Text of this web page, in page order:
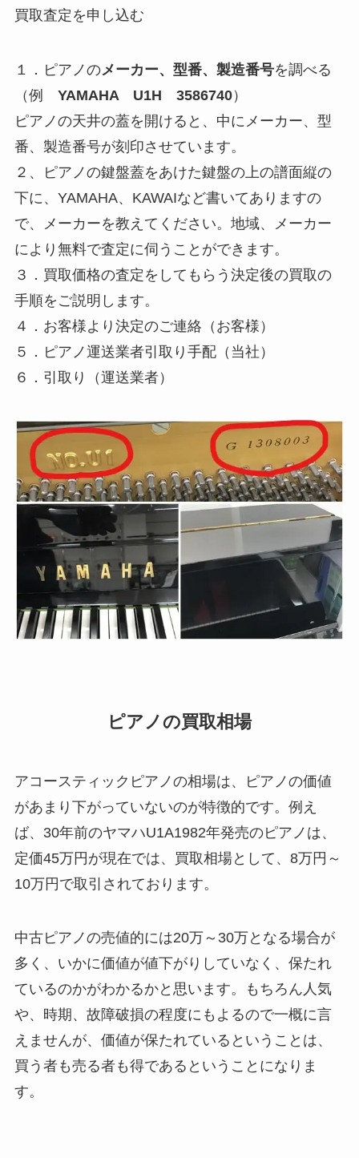
買取査定を申し込む
１．ピアノのメーカー、型番、製造番号を調べる
（例 YAMAHA U1H 3586740）
ピアノの天井の蓋を開けると、中にメーカー、型
番、製造番号が刻印させています。
２、ピアノの鍵盤蓋をあけた鍵盤の上の譜面縦の
下に、YAMAHA、KAWAIなど書いてありますの
で、メーカーを教えてください。地域、メーカー
により無料で査定に伺うことができます。
３．買取価格の査定をしてもらう決定後の買取の
手順をご説明します。
４．お客様より決定のご連絡（お客様）
５．ピアノ運送業者引取り手配（当社）
６．引取り（運送業者）
ピアノの買取相場
アコースティックピアノの相場は、ピアノの価値
があまり下がっていないのが特徴的です。例え
ば、30年前のヤマハU1A1982年発売のピアノは、
定価45万円が現在では、買取相場として、8万円～
10万円で取引されております。
中古ピアノの売値的には20万～30万となる場合が
多く、いかに価値が値下がりしていなく、保たれ
ているのかがわかるかと思います。もちろん人気
や、時期、故障破損の程度にもよるので一概に言
えませんが、価値が保たれているということは、
買う者も売る者も得であるということになりま
す。